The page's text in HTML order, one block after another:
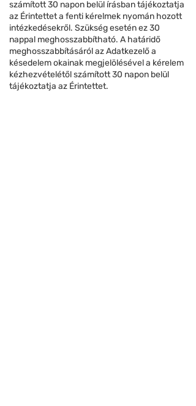
számított 30 napon belül írásban tájékoztatja
az Érintettet a fenti kérelmek nyomán hozott
intézkedésekről. Szükség esetén ez 30
nappal meghosszabbítható. A határidő
meghosszabbításáról az Adatkezelő a
késedelem okainak megjelölésével a kérelem
kézhezvételétől számított 30 napon belül
tájékoztatja az Érintettet.